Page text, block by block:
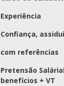
Experiência
Confiança,
com referências
Pretensão
benefícios + VT